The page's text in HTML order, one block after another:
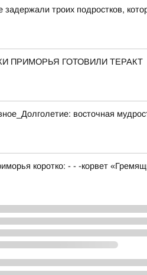
троих подростков,
ПРИМОРЬЯ ГОТОВИЛИ ТЕРАКТ
восточная
коротко: - - -корвет